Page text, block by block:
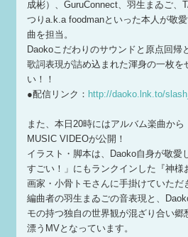
成彬）、GuruConnect、羽生まゐご、
つりa.k.a foodmanといった本人が敬
曲を担当。
Daokoこだわりのサウンドと原点回帰
歌詞表現が詰め込まれた渾身の一枚を
い！！
●配信リンク： http://daoko.lnk.to/
また、本日20時にはアルバム楽曲か
MUSIC VIDEOが公開！
イラスト・脚本は、Daoko自身が敬愛
すごい！」にもランクインした『神様
画家・小骨トモさんに手掛けていただ
編曲者の羽生まゐごの音表現と、
モの持つ独自の世界観が混ざり合い郷
漂うMVとなっています。